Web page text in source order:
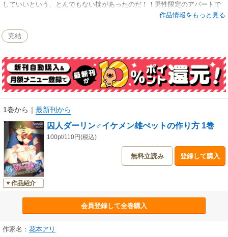
していいという、とんでもない掟があったのだ！！男性限定のアパートで
住人全てから狙われる千明…果たしてバックヴァージンを死守することが
作品情報をもっと見る
完結
1巻から ｜ 最新刊から
作品紹介
囚人ダーリン♂イケメン雄ぺットの作り方 1巻
100pt/110円(税込)
無料立読み 登録して購入
会員登録して全巻購入
作家名： 花本アリ